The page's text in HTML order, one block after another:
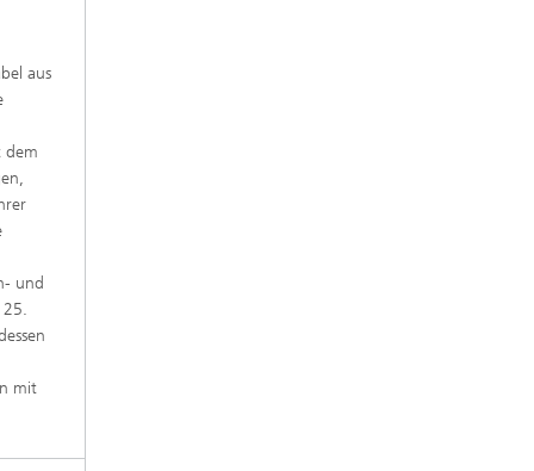
aus
dem
und
25.
mit